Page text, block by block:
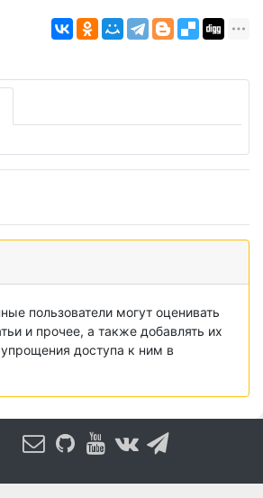
пользователи могут оценивать
и прочее, а также добавлять их
доступа к ним в